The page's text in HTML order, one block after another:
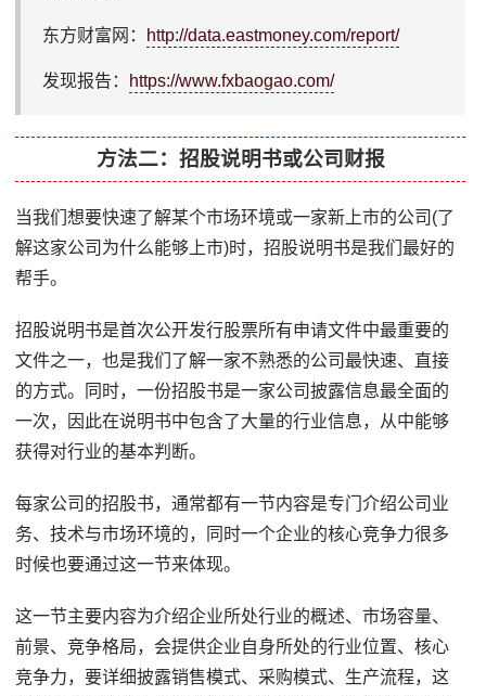
东方财富网： http://data.eastmoney.com/report/
发现报告： https://www.fxbaogao.com/
方法二：招股说明书或公司财报
当我们想要快速了解某个市场环境或一家新上市的公司(了
解这家公司为什么能够上市)时，招股说明书是我们最好的
帮手。
招股说明书是首次公开发行股票所有申请文件中最重要的
文件之一，也是我们了解一家不熟悉的公司最快速、直接
的方式。同时，一份招股书是一家公司披露信息最全面的
一次，因此在说明书中包含了大量的行业信息，从中能够
获得对行业的基本判断。
每家公司的招股书，通常都有一节内容是专门介绍公司业
务、技术与市场环境的，同时一个企业的核心竞争力很多
时候也要通过这一节来体现。
这一节主要内容为介绍企业所处行业的概述、市场容量、
前景、竞争格局，会提供企业自身所处的行业位置、核心
竞争力，要详细披露销售模式、采购模式、生产流程，这